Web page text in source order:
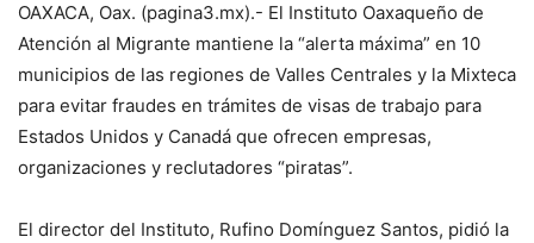
OAXACA, Oax. (pagina3.mx).- El Instituto Oaxaqueño de
Atención al Migrante mantiene la “alerta máxima” en 10
municipios de las regiones de Valles Centrales y la Mixteca
para evitar fraudes en trámites de visas de trabajo para
Estados Unidos y Canadá que ofrecen empresas,
organizaciones y reclutadores “piratas”.
El director del Instituto, Rufino Domínguez Santos, pidió la